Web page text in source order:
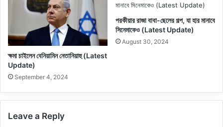
ক্ষমা চাইলেন বেনিয়ামিন নেতানিয়াহু (Latest
Update)
September 4, 2024
পরকীয়ার রাজা বাবা-ছেলের গল্প, যা হার মানাবে
সিনেমাকেও (Latest Update)
August 30, 2024
Leave a Reply